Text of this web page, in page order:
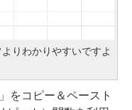
りわかりやすいですよ
コピー＆ペースト